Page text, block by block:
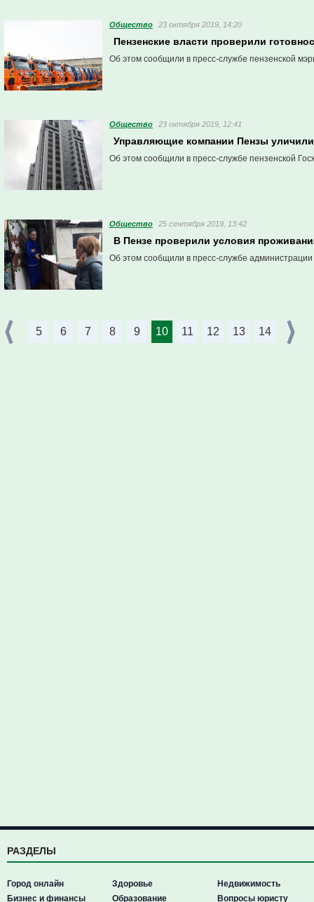
Общество 23 октября 2019, 14:20
Пензенские власти проверили
Об этом сообщили в пресс-службе пензенской
Общество 23 октября 2019, 12:41
Управляющие компании Пензы
Об этом сообщили в пресс-службе пензенской
Общество 25 сентября 2019, 13:42
В Пензе проверили условия
Об этом сообщили в пресс-службе
5 6 7 8 9 10 11 12 13 14
РАЗДЕЛЫ
Город онлайн
Бизнес и финансы
Здоровье
Образование
Недвижимость
Вопросы юристу